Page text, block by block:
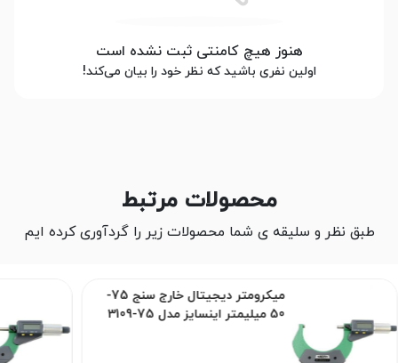
هنوز هیچ کامنتی ثبت نشده است
اولین نفری باشید که نظر خود را بیان می‌کند!
محصولات مرتبط
طبق نظر و سلیقه ی شما محصولات زیر را گردآوری کرده ایم
میکرومتر دیجیتال خارج سنج 75-
50 میلیمتر اینسایز مدل 75-3109